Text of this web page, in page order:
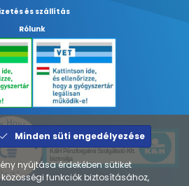
és szállítás
Rólunk
Minden süti engedélyezése
nyújtása érdekében sütiket
funkciók biztosításához,